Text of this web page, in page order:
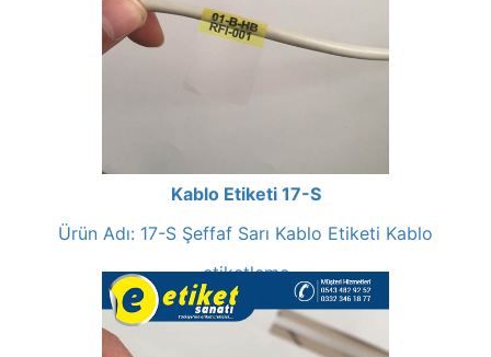
Kablo Etiketi 17-S
Ürün Adı: 17-S Şeffaf Sarı Kablo Etiketi Kablo
etiketleme